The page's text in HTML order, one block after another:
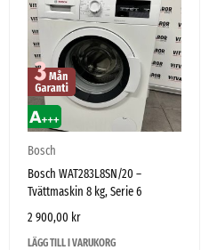
Bosch
Bosch WAT283L8SN/20 –
Tvättmaskin 8 kg, Serie 6
2 900,00 kr
LÄGG TILL I VARUKORG